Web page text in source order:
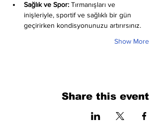
Sağlık ve Spor: Tırmanışları ve
inişleriyle, sportif ve sağlıklı bir gün
geçirirken kondisyonunuzu artırırsınız.
Show More
Share this event